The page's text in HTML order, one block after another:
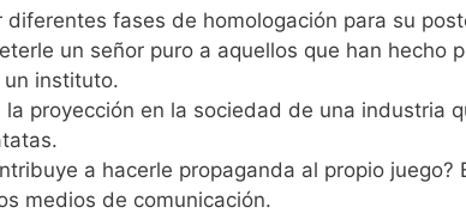
fases de homologación para su
un señor puro a aquellos que han hecho
instituto.
proyección en la sociedad de una industria
a hacerle propaganda al propio juego?
medios de comunicación.